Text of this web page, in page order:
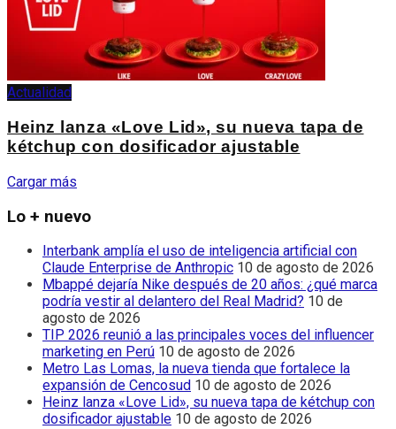
Actualidad
Heinz lanza «Love Lid», su nueva tapa de
kétchup con dosificador ajustable
Cargar más
Lo + nuevo
Interbank amplía el uso de inteligencia artificial con
Claude Enterprise de Anthropic 10 de agosto de 2026
Mbappé dejaría Nike después de 20 años: ¿qué marca
podría vestir al delantero del Real Madrid? 10 de
agosto de 2026
TIP 2026 reunió a las principales voces del influencer
marketing en Perú 10 de agosto de 2026
Metro Las Lomas, la nueva tienda que fortalece la
expansión de Cencosud 10 de agosto de 2026
Heinz lanza «Love Lid», su nueva tapa de kétchup con
dosificador ajustable 10 de agosto de 2026